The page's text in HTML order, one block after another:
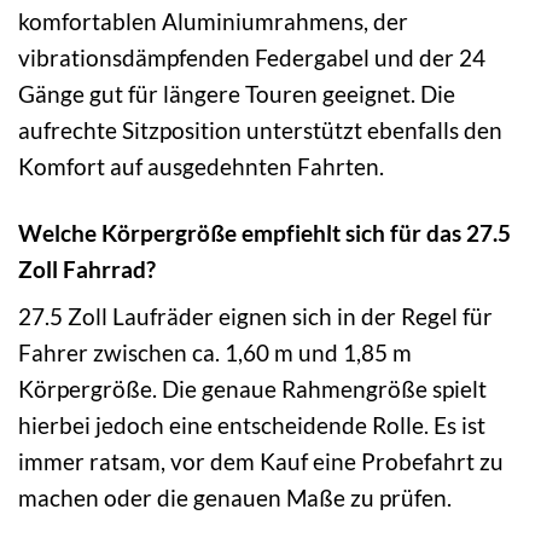
komfortablen Aluminiumrahmens, der
vibrationsdämpfenden Federgabel und der 24
Gänge gut für längere Touren geeignet. Die
aufrechte Sitzposition unterstützt ebenfalls den
Komfort auf ausgedehnten Fahrten.
Welche Körpergröße empfiehlt sich für das 27.5
Zoll Fahrrad?
27.5 Zoll Laufräder eignen sich in der Regel für
Fahrer zwischen ca. 1,60 m und 1,85 m
Körpergröße. Die genaue Rahmengröße spielt
hierbei jedoch eine entscheidende Rolle. Es ist
immer ratsam, vor dem Kauf eine Probefahrt zu
machen oder die genauen Maße zu prüfen.